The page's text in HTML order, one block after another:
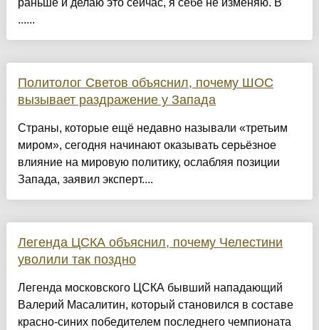
......
Политолог Светов объяснил, почему ШОС
вызывает раздражение у Запада
Страны, которые ещё недавно называли «третьим
миром», сегодня начинают оказывать серьёзное
влияние на мировую политику, ослабляя позиции
Запада, заявил эксперт....
Легенда ЦСКА объяснил, почему Челестини
уволили так поздно
Легенда московского ЦСКА бывший нападающий
Валерий Масалитин, который становился в составе
красно-синих победителем последнего чемпионата